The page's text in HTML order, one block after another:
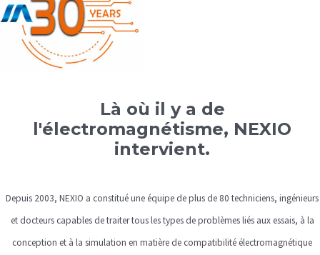
Là où il y a de
l'électromagnétisme, NEXIO
intervient.
Depuis 2003, NEXIO a constitué une équipe de plus de 80 techniciens, ingénieurs
et docteurs capables de traiter tous les types de problèmes liés aux essais, à la
conception et à la simulation en matière de compatibilité électromagnétique